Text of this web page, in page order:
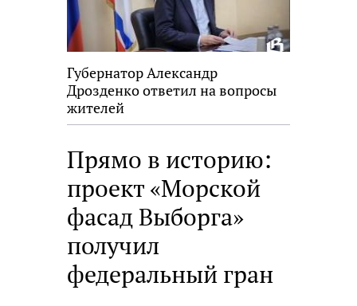
Губернатор Александр
Дрозденко ответил на вопросы
жителей
Прямо в историю:
проект «Морской
фасад Выборга»
получил
федеральный гран